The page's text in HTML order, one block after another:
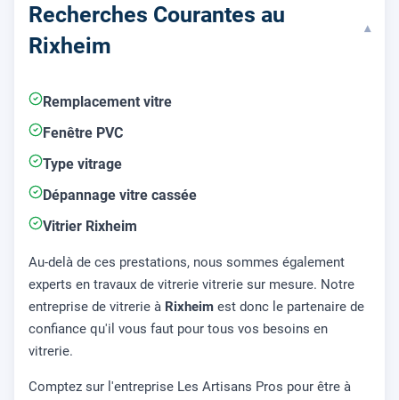
Recherches Courantes au
Rixheim
▾
Remplacement vitre
Fenêtre PVC
Type vitrage
Dépannage vitre cassée
Vitrier Rixheim
Au-delà de ces prestations, nous sommes également
experts en travaux de vitrerie vitrerie sur mesure. Notre
entreprise de vitrerie à Rixheim est donc le partenaire de
confiance qu'il vous faut pour tous vos besoins en
vitrerie.
Comptez sur l'entreprise Les Artisans Pros pour être à